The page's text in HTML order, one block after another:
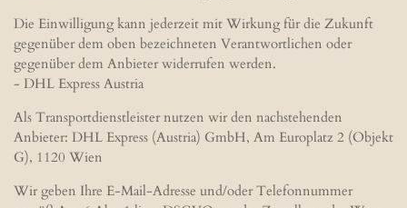
Die Einwilligung kann jederzeit mit Wirkung für die Zukunft
gegenüber dem oben bezeichneten Verantwortlichen oder
gegenüber dem Anbieter widerrufen werden.
- DHL Express Austria
Als Transportdienstleister nutzen wir den nachstehenden
Anbieter: DHL Express (Austria) GmbH, Am Europlatz 2 (Objekt
G), 1120 Wien
Wir geben Ihre E-Mail-Adresse und/oder Telefonnummer